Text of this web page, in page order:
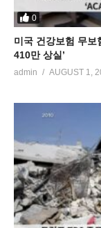
0
미국 건강보험 무보
410만 상실’
admin AUGUST 1,